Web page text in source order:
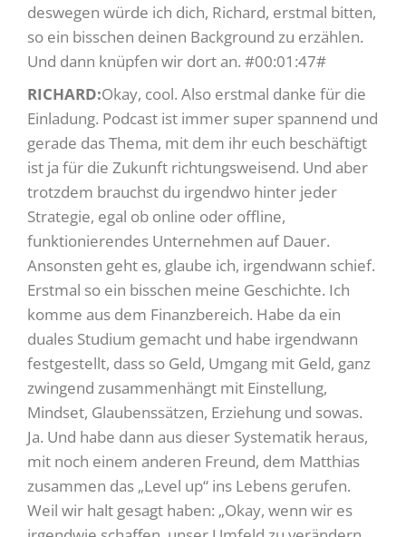
deswegen würde ich dich, Richard, erstmal bitten,
so ein bisschen deinen Background zu erzählen.
Und dann knüpfen wir dort an. #00:01:47#
RICHARD:Okay, cool. Also erstmal danke für die
Einladung. Podcast ist immer super spannend und
gerade das Thema, mit dem ihr euch beschäftigt
ist ja für die Zukunft richtungsweisend. Und aber
trotzdem brauchst du irgendwo hinter jeder
Strategie, egal ob online oder offline,
funktionierendes Unternehmen auf Dauer.
Ansonsten geht es, glaube ich, irgendwann schief.
Erstmal so ein bisschen meine Geschichte. Ich
komme aus dem Finanzbereich. Habe da ein
duales Studium gemacht und habe irgendwann
festgestellt, dass so Geld, Umgang mit Geld, ganz
zwingend zusammenhängt mit Einstellung,
Mindset, Glaubenssätzen, Erziehung und sowas.
Ja. Und habe dann aus dieser Systematik heraus,
mit noch einem anderen Freund, dem Matthias
zusammen das „Level up“ ins Lebens gerufen.
Weil wir halt gesagt haben: „Okay, wenn wir es